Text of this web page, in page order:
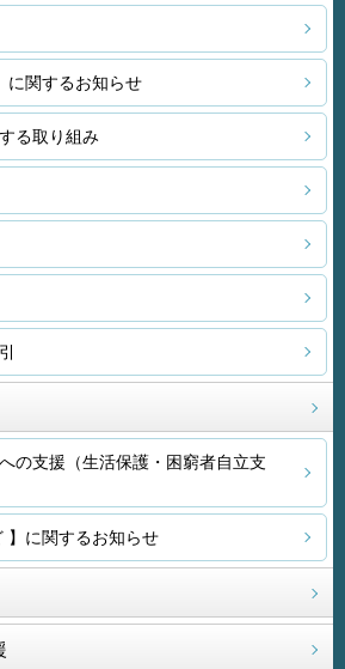
に関するお知らせ
る取り組み
の支援（生活保護・困窮者自立支
】に関するお知らせ